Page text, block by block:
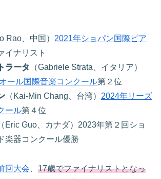
Rao、中国） 2021年ショパン国際ピア
イナリスト
ラータ
（Gabriele Strata、イタリア）
ール国際音楽コンクール第２位
（Kai-Min Chang、台湾） 2024年リーズ
ール第４位
（Eric Guo、カナダ）2023年第２回ショ
楽器コンクール優勝
回大会
17歳でファイナリストとなっ